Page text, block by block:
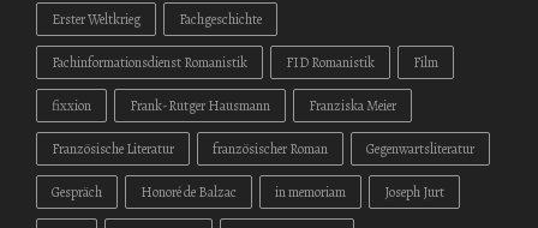
Erster Weltkrieg Fachgeschichte
Fachinformationsdienst Romanistik FID Romanistik Film
fixxion Frank-Rutger Hausmann Franziska Meier
Französische Literatur französischer Roman Gegenwartsliteratur
Gespräch Honoré de Balzac in memoriam Joseph Jurt